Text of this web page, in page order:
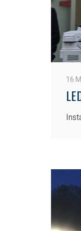
16